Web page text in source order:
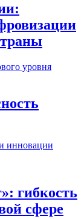
гибкость
сфере